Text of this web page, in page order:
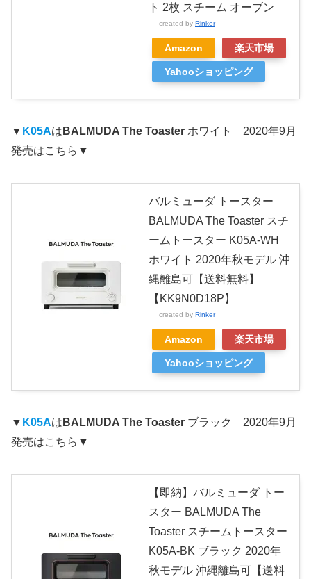
ト 2枚 スチーム オーブン
created by Rinker
Amazon 楽天市場
Yahooショッピング
▼ K05Aは BALMUDA The Toaster ホワイト 2020年9月
発売はこちら▼
バルミューダ トースター
BALMUDA The Toaster スチ
ームトースター K05A-WH
ホワイト 2020年秋モデル 沖
縄離島可【送料無料】
【KK9N0D18P】
created by Rinker
Amazon 楽天市場
Yahooショッピング
▼ K05Aは BALMUDA The Toaster ブラック 2020年9月
発売はこちら▼
【即納】バルミューダ トー
スター BALMUDA The
Toaster スチームトースター
K05A-BK ブラック 2020年
秋モデル 沖縄離島可【送料